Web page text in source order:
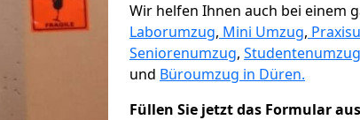
Wir helfen Ihnen auch bei einem
Laborumzug, Mini Umzug,
Seniorenumzug, Studentenumzug
und Büroumzug in Düren.
Füllen Sie jetzt das Formular aus